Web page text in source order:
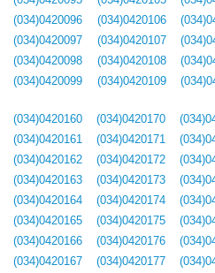
(034)0420096
(034)0420097
(034)0420098
(034)0420099
(034)0420106
(034)0420107
(034)0420108
(034)0420109
(034)0420160
(034)0420161
(034)0420162
(034)0420163
(034)0420164
(034)0420165
(034)0420166
(034)0420167
(034)0420170
(034)0420171
(034)0420172
(034)0420173
(034)0420174
(034)0420175
(034)0420176
(034)0420177